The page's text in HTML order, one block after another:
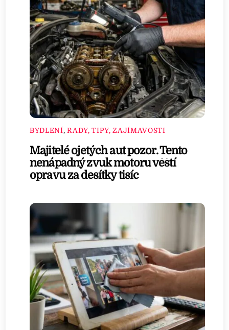
BYDLENÍ,RADY, TIPY, ZAJÍMAVOSTI
Majitelé ojetých aut pozor. Tento
nenápadný zvuk motoru věští
opravu za desítky tisíc